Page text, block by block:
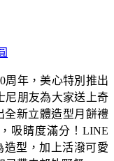
周年，美心特別推出
尼朋友為大家送上奇
全新立體造型月餅禮
吸睛度滿分！LINE
造型，加上活潑可愛